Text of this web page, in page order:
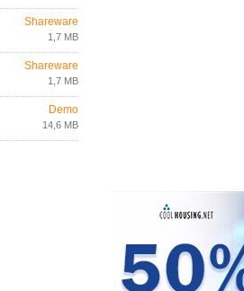
Shareware
1,7 MB
Shareware
1,7 MB
Demo
14,6 MB